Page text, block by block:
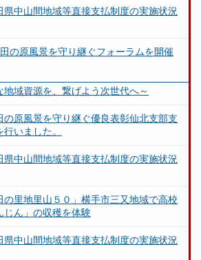
県中山間地域等直接支払制度の実施状況
の原風景を守り継ぐフォーラムを開催
地域資源を、繋げよう次世代へ～
の原風景を守り継ぐ優良表彰仙北支部支
いました。
県中山間地域等直接支払制度の実施状況
の里地里山５０」横手市三又地域で高校
じん」の収穫を体験
県中山間地域等直接支払制度の実施状況